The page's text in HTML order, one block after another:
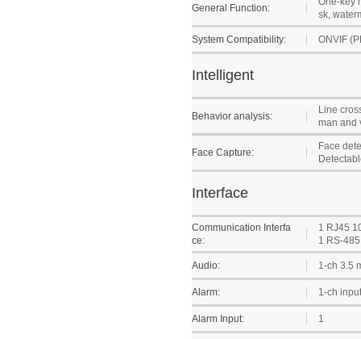
General Function:
sk,
System Compatibility: ONVIF
Intelligent
Behavior analysis:
Line
man and
Face Capture:
Face
Interface
Communication Interfa
ce:
1 RJ45
1 RS-
Audio: 1-ch 3.5
Alarm: 1-ch
Alarm Input: 1